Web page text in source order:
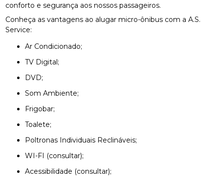
conforto e segurança aos nossos passageiros.
Conheça as vantagens ao alugar micro-ônibus com a A.S.
Service:
Ar Condicionado;
TV Digital;
DVD;
Som Ambiente;
Frigobar;
Toalete;
Poltronas Individuais Reclináveis;
WI-FI (consultar);
Acessibilidade (consultar);